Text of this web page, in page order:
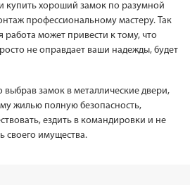
купить хороший замок по разумной
профессиональному мастеру. Так
может привести к тому, что
не оправдает ваши надежды, будет
замок в металлические двери,
жилью полную безопасность,
ездить в командировки и не
своего имущества.